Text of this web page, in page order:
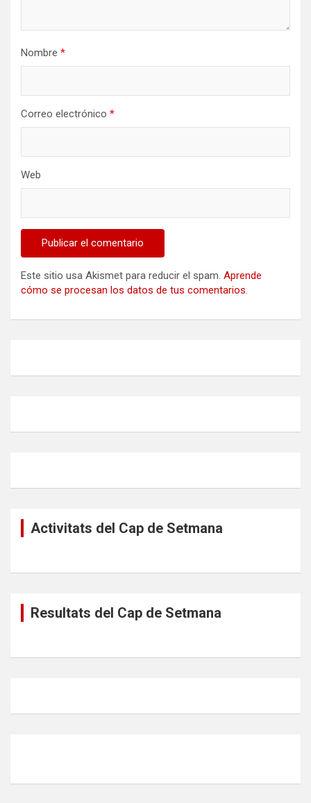
Nombre *
Correo electrónico *
Web
Este sitio usa Akismet para reducir el spam. Aprende
cómo se procesan los datos de tus comentarios.
Activitats del Cap de Setmana
Resultats del Cap de Setmana